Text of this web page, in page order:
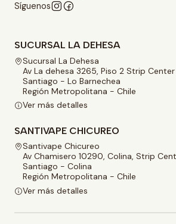
Síguenos
SUCURSAL LA DEHESA
Sucursal La Dehesa
Av La dehesa 3265, Piso 2 Strip Center
Santiago - Lo Barnechea
Región Metropolitana - Chile
Ver más detalles
SANTIVAPE CHICUREO
Santivape Chicureo
Av Chamisero 10290, Colina, Strip
Santiago - Colina
Región Metropolitana - Chile
Ver más detalles